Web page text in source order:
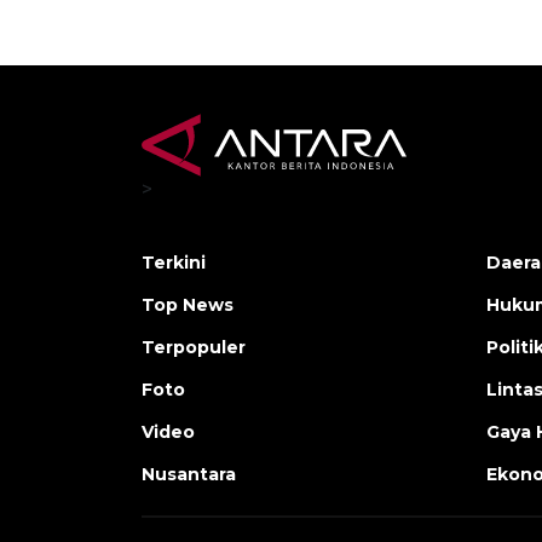
>
Terkini
Top News
Terpopuler
Foto
Video
Nusantara
Gaya